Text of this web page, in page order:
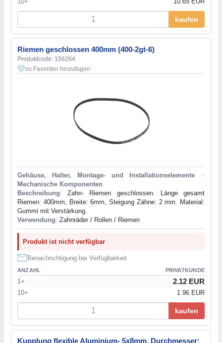
kaufen
Riemen geschlossen 400mm (400-2gt-6)
Produktcode: 156264
zu Favoriten hinzufügen
Gehäuse, Halter, Montage- und Installationselemente
>
Mechanische Komponenten
Beschreibung: Zahn- Riemen geschlossen. Länge gesamt
Riemen: 400mm, Breite: 6mm, Steigung Zähne: 2 mm. Material:
Gummi mit Verstärkung.
Verwendung: Zahnräder / Rollen / Riemen
Produkt ist nicht verfügbar
Benachrichtigung bei Verfügbarkeit
ANZAHL PRIVATKUNDE
1+ 2.12 EUR
10+ 1.96 EUR
kaufen
Kupplung flexible Aluminium- 5x8mm, Durchmesser: